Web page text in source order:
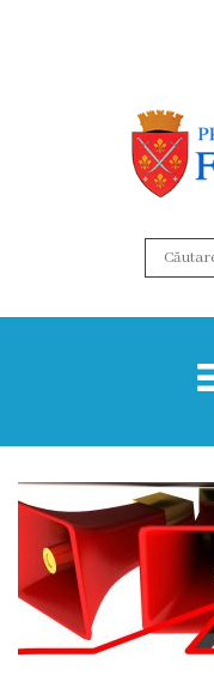
Primăria
Structura,
Organigrama
și
efectivul
limită